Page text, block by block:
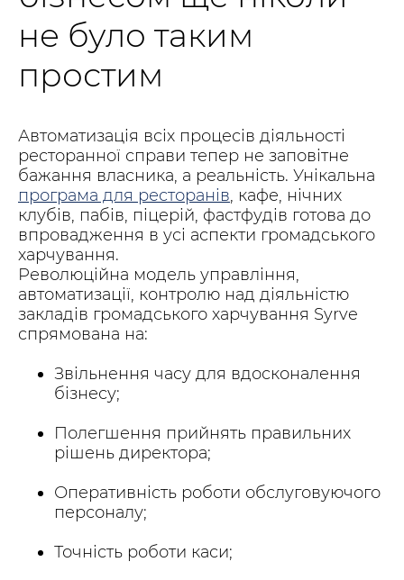
не було таким
простим
Автоматизація всіх процесів діяльності
ресторанної справи тепер не заповітне
бажання власника, а реальність. Унікальна
програма для ресторанів, кафе, нічних
клубів, пабів, піцерій, фастфудів готова до
впровадження в усі аспекти громадського
харчування.
Революційна модель управління,
автоматизації, контролю над діяльністю
закладів громадського харчування Syrve
спрямована на:
Звільнення часу для вдосконалення
бізнесу;
Полегшення прийнять правильних
рішень директора;
Оперативність роботи обслуговуючого
персоналу;
Точність роботи каси;